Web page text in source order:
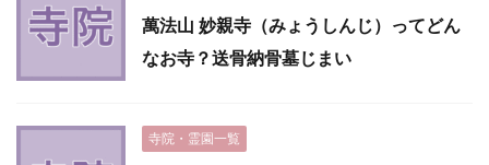
萬法山 妙親寺（みょうしんじ）ってどん
なお寺？送骨納骨墓じまい
寺院・霊園一覧